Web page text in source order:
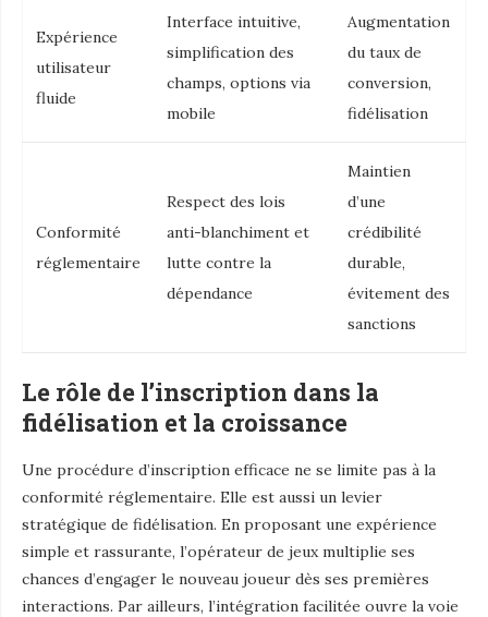
Expérience
utilisateur
fluide
Interface intuitive,
simplification des
champs, options via
mobile
Augmentation
du taux de
conversion,
fidélisation
Conformité
réglementaire
Respect des lois
anti-blanchiment et
lutte contre la
dépendance
Maintien
d’une
crédibilité
durable,
évitement des
sanctions
Le rôle de l’inscription dans la
fidélisation et la croissance
Une procédure d’inscription efficace ne se limite pas à la
conformité réglementaire. Elle est aussi un levier
stratégique de fidélisation. En proposant une expérience
simple et rassurante, l’opérateur de jeux multiplie ses
chances d’engager le nouveau joueur dès ses premières
interactions. Par ailleurs, l’intégration facilitée ouvre la voie